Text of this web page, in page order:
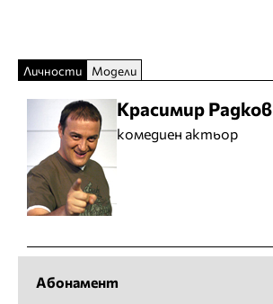
Личности Модели
Красимир Радков
комедиен актьор
Абонамент